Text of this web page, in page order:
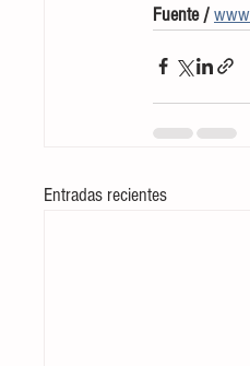
Fuente /
Entradas recientes